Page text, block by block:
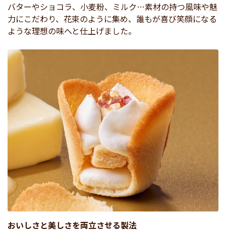
バターやショコラ、小麦粉、ミルク…素材の持つ風味や魅
力にこだわり、花束のように集め、誰もが喜び笑顔になる
ような理想の味へと仕上げました。
おいしさと美しさを両立させる製法